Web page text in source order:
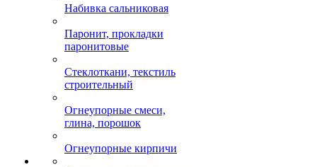
Набивка сальниковая
Паронит, прокладки
паронитовые
Стеклоткани, текстиль
строительный
Огнеупорные смеси,
глина, порошок
Огнеупорные кирпичи